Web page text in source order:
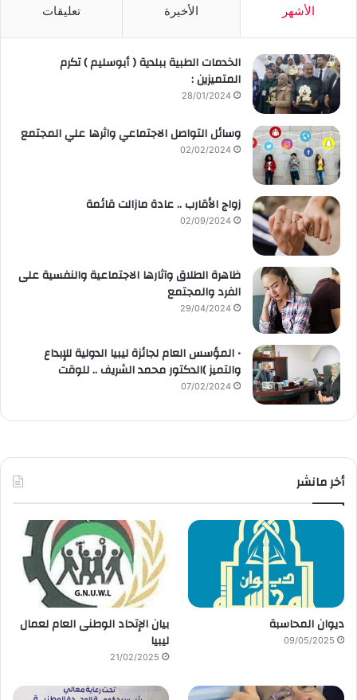
الأشهر الأخيرة تعليقات
الخدمات الطبية ببلدية ( أبوسليم ) تكرم
المتميزين :
28/01/2024
وسائل التواصل الاجتماعي واثرها علي المجتمع
02/02/2024
زواج الأقارب .. عادة مازالت قائمة
02/09/2024
ظاهرة الطلاق وآثارها الاجتماعية والنفسية على
الفرد والمجتمع
29/04/2024
• المؤسس العام لجائزة ليبيا الدولية للإبداع
والتميز )الدكتور محمد الشريف .. للوقت
07/02/2024
أخر مانشر
ديوان المحاسبة
09/05/2025
بيان الإتحاد الوطنى العام لعمال
ليبيا
21/02/2025